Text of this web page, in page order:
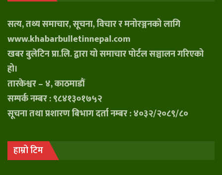
सत्य, तथ्य समाचार, सूचना, विचार र मनोरञ्जनको लागि
www.khabarbulletinnepal.com
खबर बुलेटिन प्रा.लि. द्वारा यो समाचार पोर्टल सञ्चालन गरिएको
हो।
तारकेश्वर – ४, काठमाडौं
सम्पर्क नम्बर : ९८४१३०१७५२
सूचना तथा प्रशारण बिभाग दर्ता नम्बर : ४०३२/२०८९/८०
हाम्रो टिम